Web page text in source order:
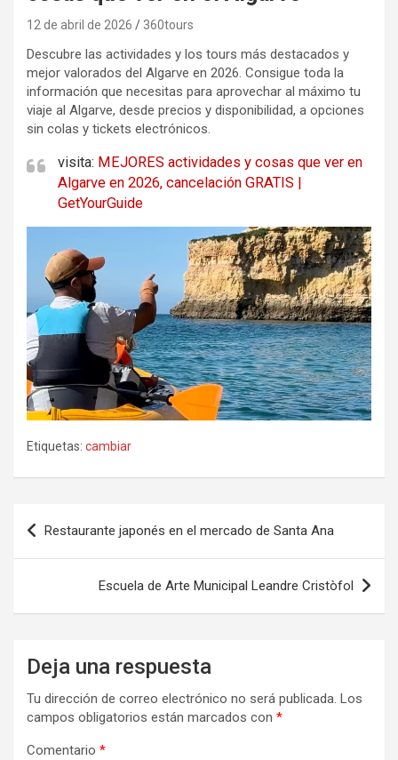
12 de abril de 2026 360tours
Descubre las actividades y los tours más destacados y
mejor valorados del Algarve en 2026. Consigue toda la
información que necesitas para aprovechar al máximo tu
viaje al Algarve, desde precios y disponibilidad, a opciones
sin colas y tickets electrónicos.
visita: MEJORES actividades y cosas que ver en
Algarve en 2026, cancelación GRATIS |
GetYourGuide
Etiquetas: cambiar
Navegación
de
entradas
Restaurante japonés en el mercado de Santa Ana
Escuela de Arte Municipal Leandre Cristòfol
Deja una respuesta
Tu dirección de correo electrónico no será publicada. Los
campos obligatorios están marcados con *
Comentario *